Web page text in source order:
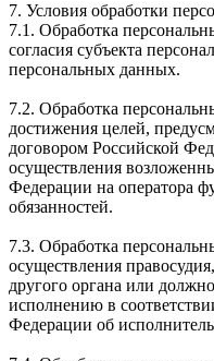
7. Условия обработки
7.1. Обработка
согласия субъекта
персональных данных.
7.2. Обработка
достижения целей,
договором Российской
осуществления
Федерации на оператора
обязанностей.
7.3. Обработка
осуществления
другого органа или
исполнению в
Федерации об